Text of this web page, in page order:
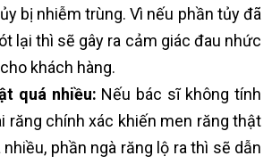
bị nhiễm trùng. Vì nếu phần tủy đã
lại thì sẽ gây ra cảm giác đau nhức
khách hàng.
quá nhiều: Nếu bác sĩ không tính
răng chính xác khiến men răng thật
nhiều, phần ngà răng lộ ra thì sẽ dẫn